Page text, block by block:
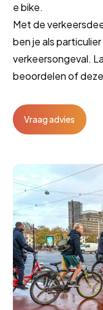
e bike.
Met de
ben je als
verkeersongeval.
beoordelen of
Vraag advies